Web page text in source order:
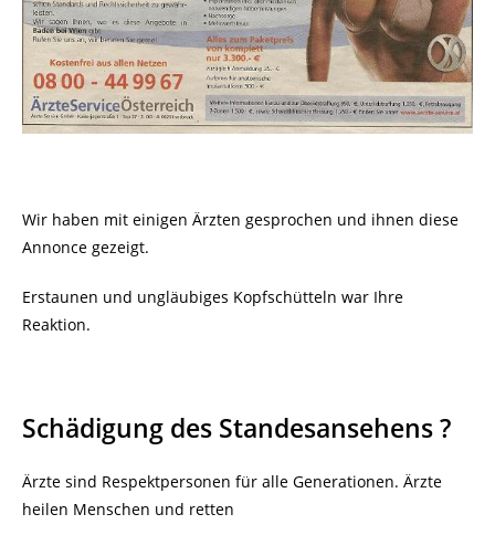
Wir haben mit einigen Ärzten gesprochen und ihnen diese
Annonce gezeigt.
Erstaunen und ungläubiges Kopfschütteln war Ihre
Reaktion.
Schädigung des Standesansehens ?
Ärzte sind Respektpersonen für alle Generationen. Ärzte
heilen Menschen und retten